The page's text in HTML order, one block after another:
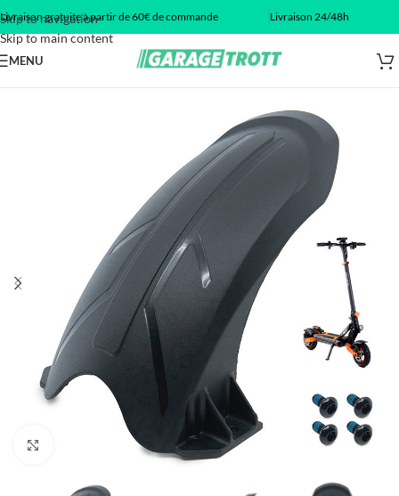
Skip to navigation
Skip to main content
Livraison gratuite à partir de 60€ de commande Livraison 24/48h
MENU
Click to enlarge